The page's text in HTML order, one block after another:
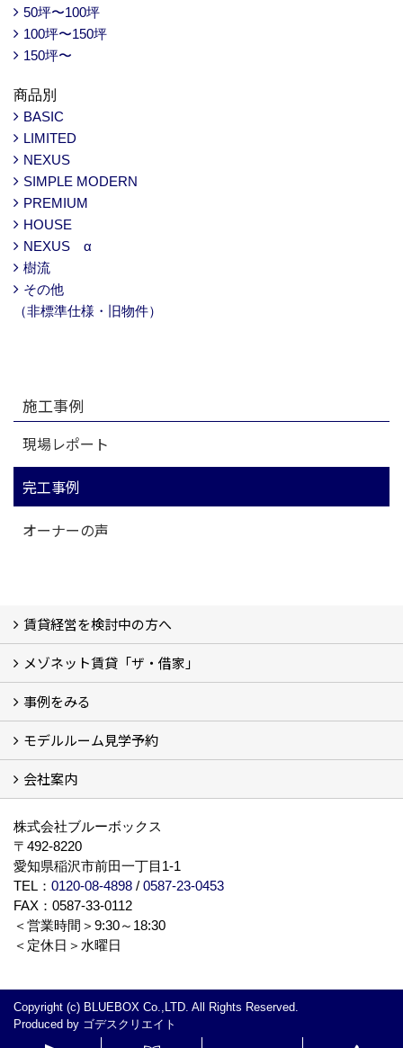
50坪〜100坪
100坪〜150坪
150坪〜
商品別
BASIC
LIMITED
NEXUS
SIMPLE MODERN
PREMIUM
HOUSE
NEXUS α
樹流
その他
（非標準仕様・旧物件）
施工事例
現場レポート
完工事例
オーナーの声
賃貸経営を検討中の方へ
私たちの考え方
賃貸経営の成功学
様々な無料サービス
相続税とは
よくあるご質問
メゾネット賃貸「ザ・借家」
ザ・借家について詳しく知る (2)
事例をみる
建設中の現場レポート
完成した建物を見てみる
オーナーの声
モデルルーム見学予約
モデルルーム見学予約
会社案内
BLUE BOXについて
株式会社ブルーボックス
〒492-8220
愛知県稲沢市前田一丁目1-1
TEL： 0120-08-4898 / 0587-23-0453
FAX：0587-33-0112
＜営業時間＞9:30～18:30
＜定休日＞水曜日
Copyright (c) BLUEBOX Co.,LTD. All Rights Reserved.
Produced by ゴデスクリエイト